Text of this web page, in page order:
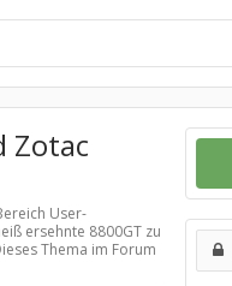
Zotac
User-
ersehnte 8800GT zu
Thema im Forum